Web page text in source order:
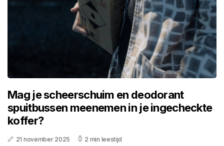
Mag je scheerschuim en deodorant
spuitbussen meenemen in je ingecheckte
koffer?
21 november 2025 2 min leestijd